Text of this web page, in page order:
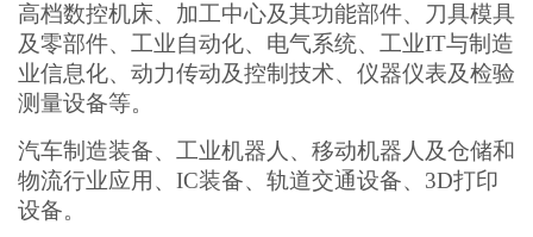
高档数控机床、加工中心及其功能部件、刀具模具
及零部件、工业自动化、电气系统、工业IT与制造
业信息化、动力传动及控制技术、仪器仪表及检验
测量设备等。
汽车制造装备、工业机器人、移动机器人及仓储和
物流行业应用、IC装备、轨道交通设备、3D打印
设备。